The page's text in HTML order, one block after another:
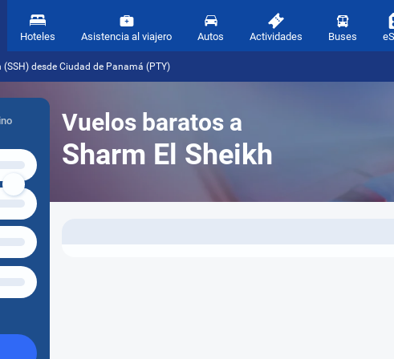
Hoteles Asistencia al viajero Autos Actividades Buses
desde Ciudad de Panamá (PTY)
Vuelos baratos a
Sharm El Sheikh